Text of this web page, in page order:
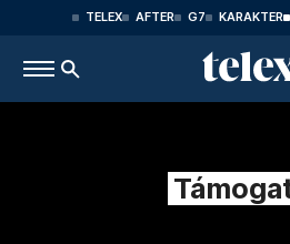
TELEX AFTER G7 KARAKTER